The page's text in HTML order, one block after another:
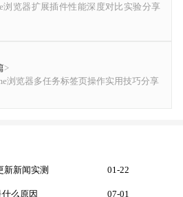
浏览器扩展插件性能深度对比实验分享
>
浏览器多任务标签页操作实用技巧分享
新新闻实测 01-22
么原因 07-01